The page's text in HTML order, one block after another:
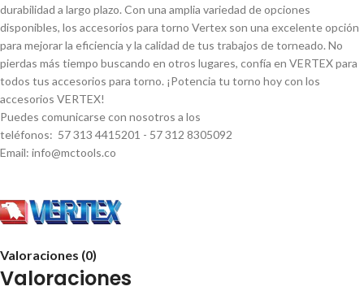
durabilidad a largo plazo. Con una amplia variedad de opciones
disponibles, los accesorios para torno Vertex son una excelente opción
para mejorar la eficiencia y la calidad de tus trabajos de torneado. No
pierdas más tiempo buscando en otros lugares, confí­a en VERTEX para
todos tus accesorios para torno. ¡Potencia tu torno hoy con los
accesorios VERTEX!
Puedes comunicarse con nosotros a los
teléfonos: 57 313 4415201 - 57 312 8305092
Email: info@mctools.co
Valoraciones (0)
Valoraciones